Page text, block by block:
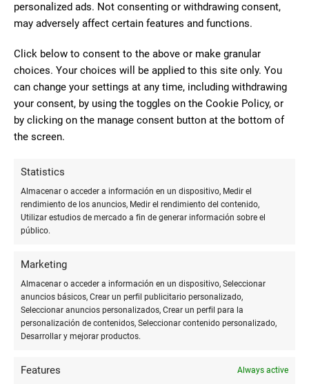
personalized ads. Not consenting or withdrawing consent,
may adversely affect certain features and functions.
Click below to consent to the above or make granular
choices. Your choices will be applied to this site only. You
can change your settings at any time, including withdrawing
your consent, by using the toggles on the Cookie Policy, or
by clicking on the manage consent button at the bottom of
the screen.
Statistics
Almacenar o acceder a información en un dispositivo, Medir el
rendimiento de los anuncios, Medir el rendimiento del contenido,
Utilizar estudios de mercado a fin de generar información sobre el
público.
Marketing
Almacenar o acceder a información en un dispositivo, Seleccionar
anuncios básicos, Crear un perfil publicitario personalizado,
Seleccionar anuncios personalizados, Crear un perfil para la
personalización de contenidos, Seleccionar contenido personalizado,
Desarrollar y mejorar productos.
Features
Always active
Ejemplos notables de ediciones
limitadas
Las ediciones limitadas de plumas de lujo llevan la
exclusividad a otro nivel, ofreciendo diseños únicos y
materiales aún más exoticos. LaMontblanc Patron of Art
rinde homenaje a mecenas históricos de las artes con plumas
Parkerha lanzado varias ediciones especiales, como la
Centennial, que celebra importantes hitos de la marca con
detalles y acabados insuperables.
que utiliza técnicas japonesas tradicionales de pintura a
de arte.
Visconti's Homo Sapiens edición limitada, hecha de basalto
del Monte Etna, es otro ejemplo de cómo las plumas de lujo
precedentes a sus usuarios.